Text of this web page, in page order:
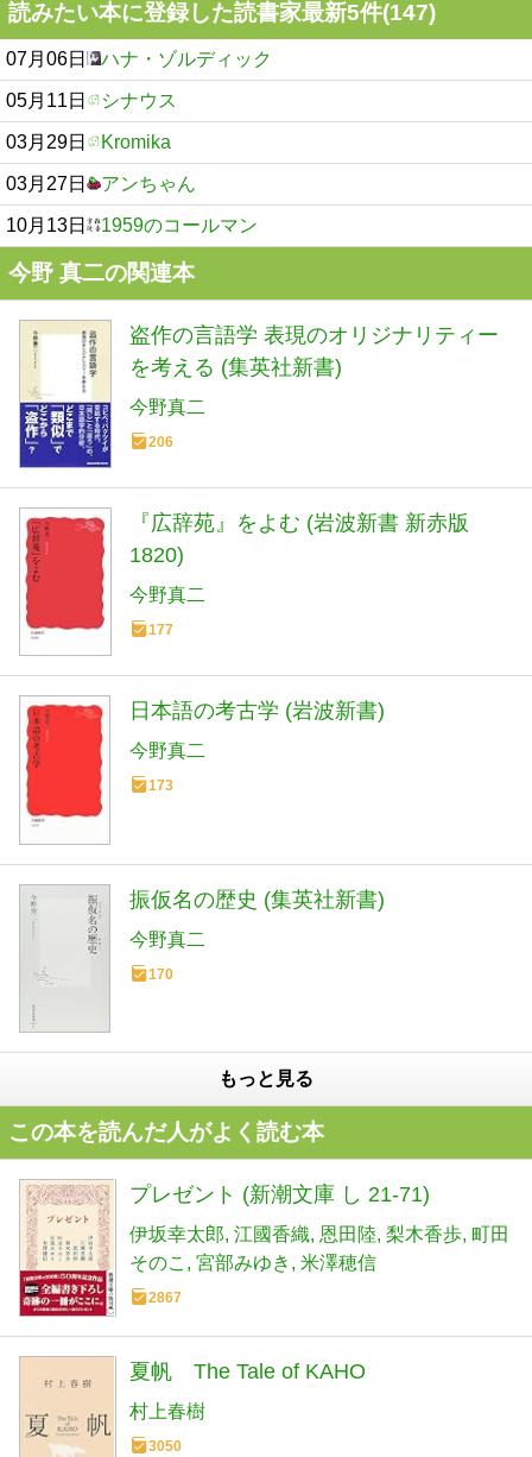
読みたい本に登録した読書家最新5件(147)
07月06日 ハナ・ゾルディック
05月11日 シナウス
03月29日 Kromika
03月27日 アンちゃん
10月13日 1959のコールマン
今野 真二の関連本
盗作の言語学 表現のオリジナリティー
を考える (集英社新書)
今野真二
206
『広辞苑』をよむ (岩波新書 新赤版
1820)
今野真二
177
日本語の考古学 (岩波新書)
今野真二
173
振仮名の歴史 (集英社新書)
今野真二
170
もっと見る
この本を読んだ人がよく読む本
プレゼント (新潮文庫 し 21-71)
伊坂幸太郎 江國香織 恩田陸 梨木香歩 町田
そのこ
宮部みゆき 米澤穂信
2867
夏帆 The Tale of KAHO
村上春樹
3050